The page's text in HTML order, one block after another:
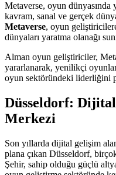
Metaverse, oyun
kavram, sanal ve gerçek
Metaverse, oyun
dünyaları yaratma olanağı
Alman oyun geliştiriciler,
yararlanarak, yenilikçi
oyun sektöründeki liderliğini
Düsseldorf:
Merkezi
Son yıllarda dijital gelişim
plana çıkan Düsseldorf,
Şehir, sahip olduğu güçlü